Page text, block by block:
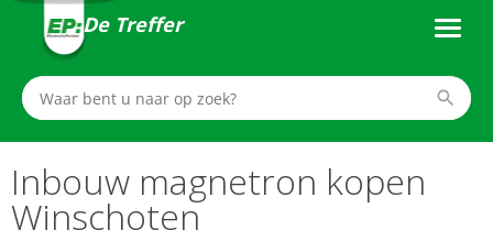
De Treffer
Inbouw magnetron kopen
Winschoten